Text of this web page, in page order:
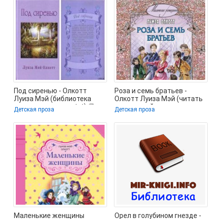
Под сиренью - Олкотт
Луиза Мэй (библиотека
электронных книг txt) 📗
Детская проза
Роза и семь братьев -
Олкотт Луиза Мэй (читать
книги онлайн полностью
без
Детская проза
Маленькие женщины
Орел в голубином гнезде -